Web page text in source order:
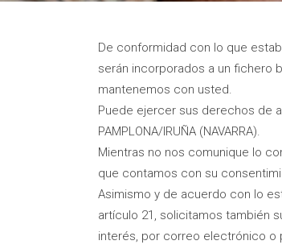
De conformidad con lo que
serán incorporados a un fichero
mantenemos con usted.
Puede ejercer sus derechos de
PAMPLONA/IRUÑA (NAVARRA).
Mientras no nos comunique lo
que contamos con su
Asimismo y de acuerdo con lo
artículo 21, solicitamos también
interés, por correo electrónico o